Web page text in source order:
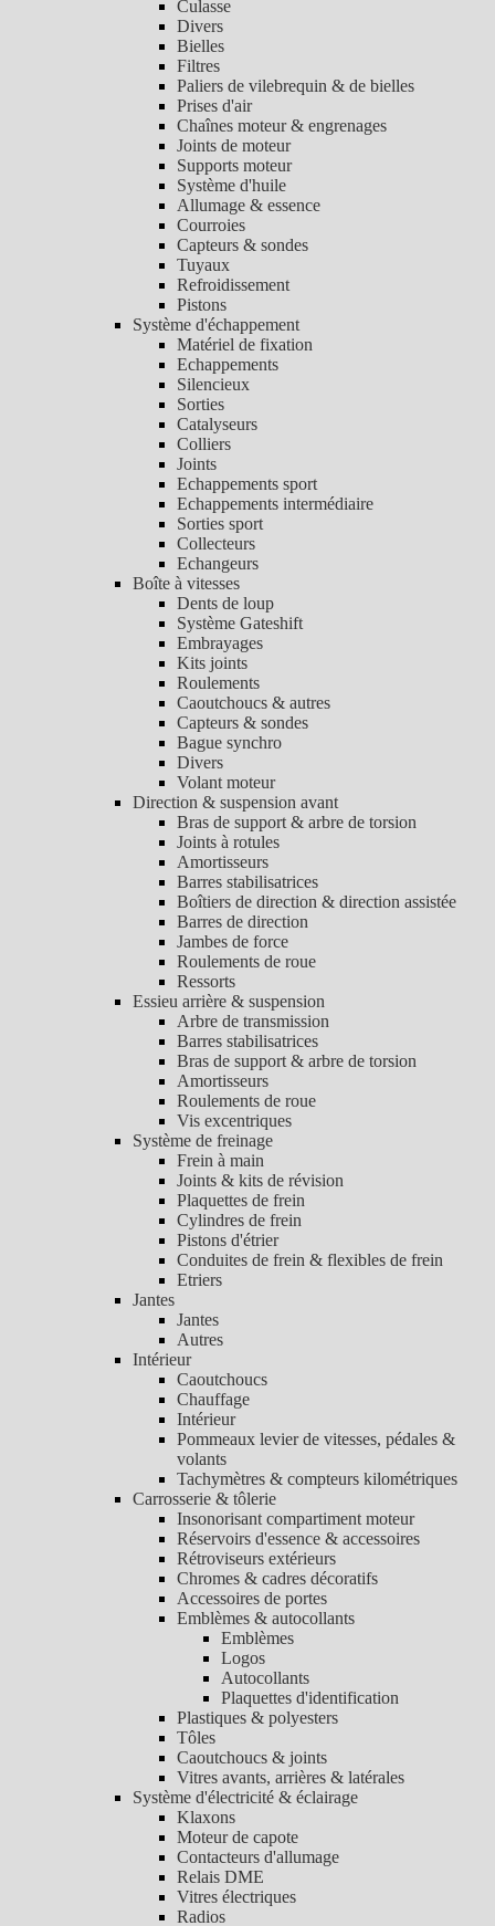
Culasse
Divers
Bielles
Filtres
Paliers de vilebrequin & de bielles
Prises d'air
Chaînes moteur & engrenages
Joints de moteur
Supports moteur
Système d'huile
Allumage & essence
Courroies
Capteurs & sondes
Tuyaux
Refroidissement
Pistons
Système d'échappement
Matériel de fixation
Echappements
Silencieux
Sorties
Catalyseurs
Colliers
Joints
Echappements sport
Echappements intermédiaire
Sorties sport
Collecteurs
Echangeurs
Boîte à vitesses
Dents de loup
Système Gateshift
Embrayages
Kits joints
Roulements
Caoutchoucs & autres
Capteurs & sondes
Bague synchro
Divers
Volant moteur
Direction & suspension avant
Bras de support & arbre de torsion
Joints à rotules
Amortisseurs
Barres stabilisatrices
Boîtiers de direction & direction assistée
Barres de direction
Jambes de force
Roulements de roue
Ressorts
Essieu arrière & suspension
Arbre de transmission
Barres stabilisatrices
Bras de support & arbre de torsion
Amortisseurs
Roulements de roue
Vis excentriques
Système de freinage
Frein à main
Joints & kits de révision
Plaquettes de frein
Cylindres de frein
Pistons d'étrier
Conduites de frein & flexibles de frein
Etriers
Jantes
Jantes
Autres
Intérieur
Caoutchoucs
Chauffage
Intérieur
Pommeaux levier de vitesses, pédales &
volants
Tachymètres & compteurs kilométriques
Carrosserie & tôlerie
Insonorisant compartiment moteur
Réservoirs d'essence & accessoires
Rétroviseurs extérieurs
Chromes & cadres décoratifs
Accessoires de portes
Emblèmes & autocollants
Emblèmes
Logos
Autocollants
Plaquettes d'identification
Plastiques & polyesters
Tôles
Caoutchoucs & joints
Vitres avants, arrières & latérales
Système d'électricité & éclairage
Klaxons
Moteur de capote
Contacteurs d'allumage
Relais DME
Vitres électriques
Radios